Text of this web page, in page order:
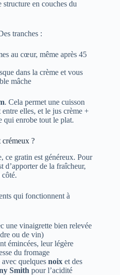
en couches du
tranches :
au cœur, même après 45
dans la crème et vous
mâche
. Cela permet une cuisson
elles, et le jus crème +
qui enrobe tout le plat.
crémeux ?
ce gratin est généreux. Pour
d’apporter de la fraîcheur,
qui fonctionnent à
une vinaigrette bien relevée
ou de vin)
émincées, leur légère
du fromage
quelques noix et des
Smith pour l’acidité